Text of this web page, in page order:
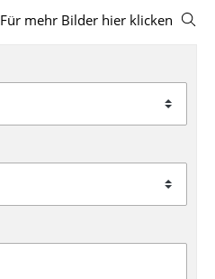
Für mehr Bilder hier klicken